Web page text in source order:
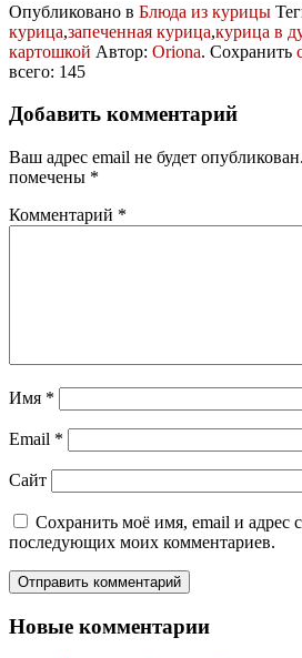
Опубликовано в Блюда из курицы
курица,запеченная курица,курица в
картошкой Автор: Oriona. Сохранить
всего: 145
Добавить комментарий
Ваш адрес email не будет опубликован.
помечены *
Комментарий *
Имя *
Email *
Сайт
Сохранить моё имя, email и адрес
последующих моих комментариев.
Новые комментарии